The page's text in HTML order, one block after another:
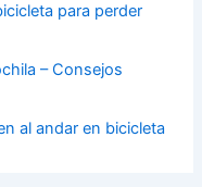
para perder
– Consejos
al andar en bicicleta